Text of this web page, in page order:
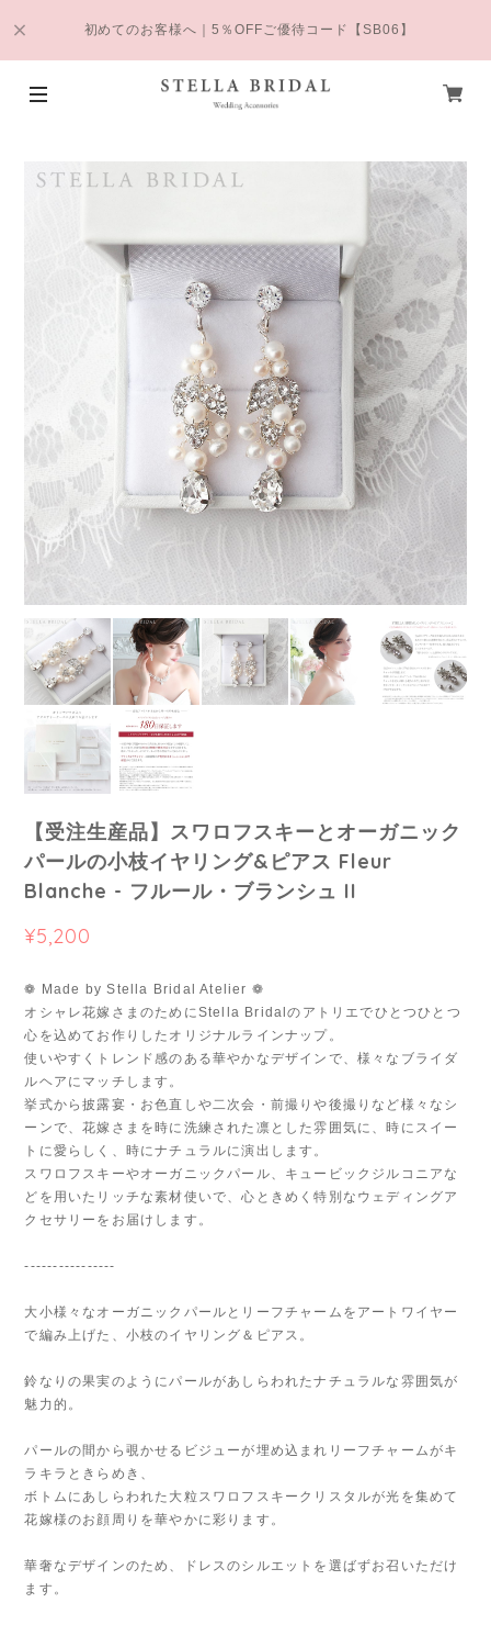
初めてのお客様へ｜5％OFFご優待コード【SB06】
【受注生産品】スワロフスキーとオーガニック
パールの小枝イヤリング&ピアス Fleur
Blanche - フルール・ブランシュ II
¥5,200
❁ Made by Stella Bridal Atelier ❁
オシャレ花嫁さまのためにStella Bridalのアトリエでひとつひとつ
心を込めてお作りしたオリジナルラインナップ。
使いやすくトレンド感のある華やかなデザインで、様々なブライダ
ルヘアにマッチします。
挙式から披露宴・お色直しや二次会・前撮りや後撮りなど様々なシ
ーンで、花嫁さまを時に洗練された凛とした雰囲気に、時にスイー
トに愛らしく、時にナチュラルに演出します。
スワロフスキーやオーガニックパール、キュービックジルコニアな
どを用いたリッチな素材使いで、心ときめく特別なウェディングア
クセサリーをお届けします。
----------------
大小様々なオーガニックパールとリーフチャームをアートワイヤー
で編み上げた、小枝のイヤリング＆ピアス。
鈴なりの果実のようにパールがあしらわれたナチュラルな雰囲気が
魅力的。
パールの間から覗かせるビジューが埋め込まれリーフチャームがキ
ラキラときらめき、
ボトムにあしらわれた大粒スワロフスキークリスタルが光を集めて
花嫁様のお顔周りを華やかに彩ります。
華奢なデザインのため、ドレスのシルエットを選ばずお召いただけ
ます。